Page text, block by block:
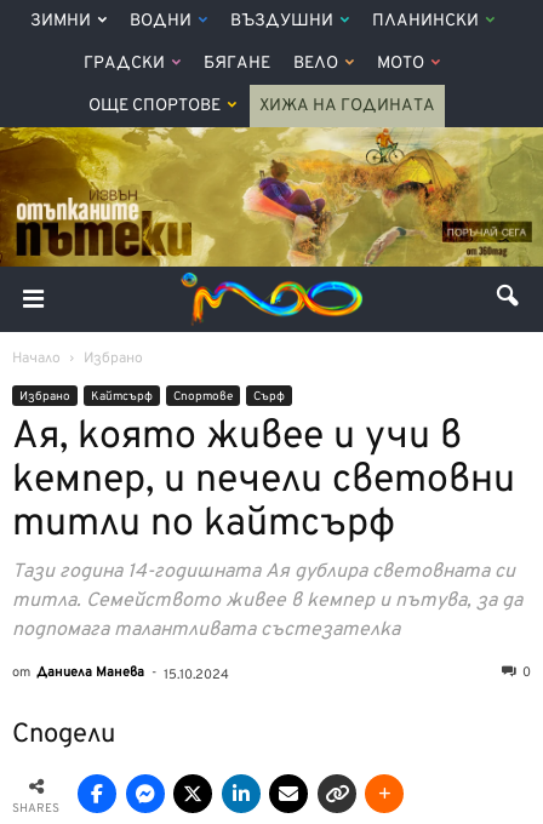
ЗИМНИ ВОДНИ ВЪЗДУШНИ ПЛАНИНСКИ
ГРАДСКИ БЯГАНЕ ВЕЛО МОТО
ОЩЕ СПОРТОВЕ ХИЖА НА ГОДИНАТА
Начало Избрано
Избрано Кайтсърф Спортове Сърф
Ая, която живее и учи в
кемпер, и печели световни
титли по кайтсърф
Тази година 14-годишната Ая дублира световната си
титла. Семейството живее в кемпер и пътува, за да
подпомага талантливата състезателка
от Даниела Манева - 15.10.2024 0
Сподели
SHARES